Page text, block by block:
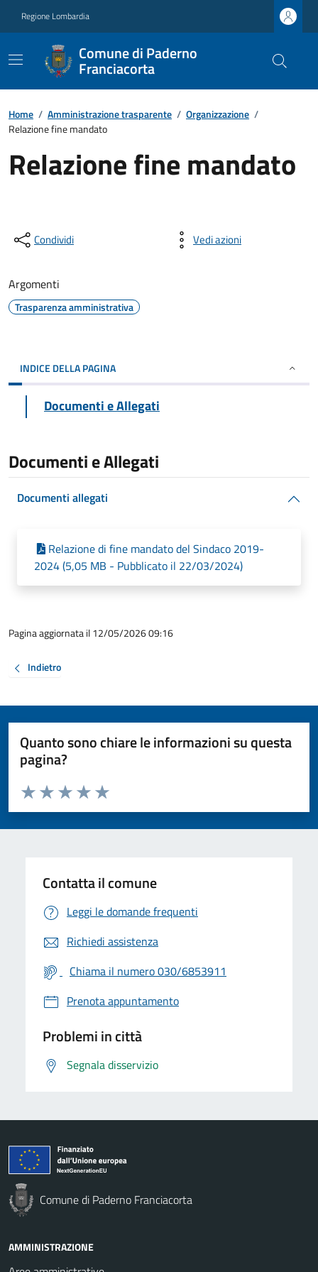
Regione Lombardia
Comune di Paderno
Franciacorta
Home / Amministrazione trasparente / Organizzazione /
Relazione fine mandato
Relazione fine mandato
Condividi Vedi azioni
Argomenti
Trasparenza amministrativa
INDICE DELLA PAGINA
Documenti e Allegati
Documenti e Allegati
Documenti allegati
Relazione di fine mandato del Sindaco 2019-
2024 (5,05 MB - Pubblicato il 22/03/2024)
Pagina aggiornata il 12/05/2026 09:16
Indietro
Quanto sono chiare le informazioni su questa
pagina?
Valuta da 1 a 5 stelle la pagina
Valuta 5 stelle su 5
Valuta 4 stelle su 5
Valuta 3 stelle su 5
Valuta 2 stelle su 5
Valuta 1 stelle su 5
Contatta il comune
Leggi le domande frequenti
Richiedi assistenza
Chiama il numero 030/6853911
Prenota appuntamento
Problemi in città
Segnala disservizio
Comune di Paderno Franciacorta
AMMINISTRAZIONE